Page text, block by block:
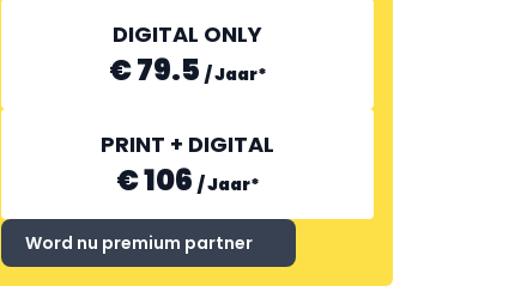
DIGITAL ONLY
€ 79.5 /Jaar*
PRINT + DIGITAL
€ 106 /Jaar*
Word nu premium partner